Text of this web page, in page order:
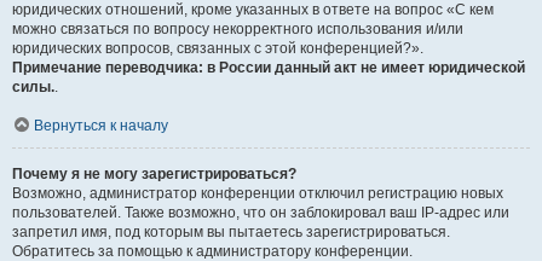
юридических отношений, кроме указанных в ответе на вопрос «С кем
можно связаться по вопросу некорректного использования и/или
юридических вопросов, связанных с этой конференцией?».
Примечание переводчика: в России данный акт не имеет юридической
силы..
Вернуться к началу
Почему я не могу зарегистрироваться?
Возможно, администратор конференции отключил регистрацию новых
пользователей. Также возможно, что он заблокировал ваш IP-адрес или
запретил имя, под которым вы пытаетесь зарегистрироваться.
Обратитесь за помощью к администратору конференции.